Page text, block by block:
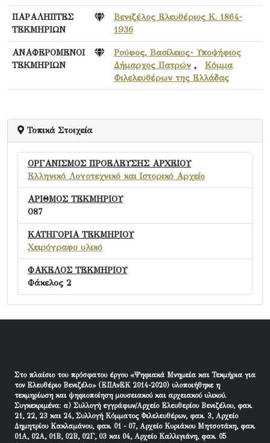
ΠΑΡΑΛΗΠΤΕΣ
ΤΕΚΜΗΡΙΩΝ
Βενιζέλος Ελευθέριος Κ. 1864-
1936
ΑΝΑΦΕΡΟΜΕΝΟΙ
ΤΕΚΜΗΡΙΩΝ
Ρούφος, Βασίλειος- Υποψήφιος
Δήμαρχος Πατρών , Κόμμα
Φιλελευθέρων της Ελλάδας
Τοπικά Στοιχεία
ΟΡΓΑΝΙΣΜΟΣ ΠΡΟΕΛΕΥΣΗΣ ΑΡΧΕΙΟΥ
Ελληνικό Λογοτεχνικό και Ιστορικό Αρχείο
ΑΡΙΘΜΟΣ ΤΕΚΜΗΡΙΟΥ
087
ΚΑΤΗΓΟΡΙΑ ΤΕΚΜΗΡΙΟΥ
Χειρόγραφο υλικό
ΦΑΚΕΛΟΣ ΤΕΚΜΗΡΙΟΥ
Φάκελος 2
Στο πλαίσιο του πρόσφατου έργου «Ψηφιακά Μνημεία και Τεκμήρια για
τον Ελευθέριο Βενιζέλο» (ΕΠΑνΕΚ 2014-2020) υλοποιήθηκε η
τεκμηρίωση και ψηφιοποίηση μουσειακού και αρχειακού υλικού.
Συγκεκριμένα: α) Συλλογή εγγράφων/Αρχείο Ελευθερίου Βενιζέλου, φακ.
21, 22, 23 και 24, Συλλογή Κόμματος Φιλελευθέρων, φακ. 3, Αρχείο
Δημητρίου Κακλαμάνου, φακ. 01 - 07, Αρχείο Κυριάκου Μητσοτάκη, φακ.
01Α, 02Α, 01Β, 02Β, 02Γ, 03 και 04, Αρχείο Καλλιγιάνη, φακ. 05